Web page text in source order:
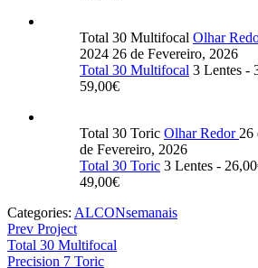
Total 30 Multifocal Olhar
2024 26 de Fevereiro, 2026
Total 30 Multifocal 3 Lentes -
59,00€
Total 30 Toric Olhar Redor 26
de Fevereiro, 2026
Total 30 Toric 3 Lentes -
49,00€
Categories: ALCONsemanais
Prev Project
Total 30 Multifocal
Precision 7 Toric